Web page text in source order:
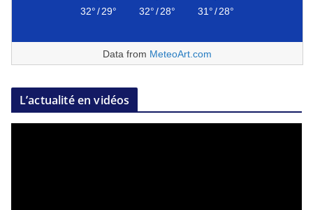
32°/29° 32°/28° 31°/28°
Data from MeteoArt.com
L’actualité en vidéos